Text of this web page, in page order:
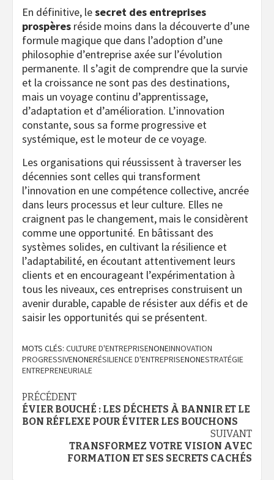
En définitive, lesecret des entreprises
prospères réside moins dans la découverte d’une
formule magique que dans l’adoption d’une
philosophie d’entreprise axée sur l’évolution
permanente. Il s’agit de comprendre que la survie
et la croissance ne sont pas des destinations,
mais un voyage continu d’apprentissage,
d’adaptation et d’amélioration. L’innovation
constante, sous sa forme progressive et
systémique, est le moteur de ce voyage.
Les organisations qui réussissent à traverser les
décennies sont celles qui transforment
l’innovation en une compétence collective, ancrée
dans leurs processus et leur culture. Elles ne
craignent pas le changement, mais le considèrent
comme une opportunité. En bâtissant des
systèmes solides, en cultivant la résilience et
l’adaptabilité, en écoutant attentivement leurs
clients et en encourageant l’expérimentation à
tous les niveaux, ces entreprises construisent un
avenir durable, capable de résister aux défis et de
saisir les opportunités qui se présentent.
MOTS CLÉS: CULTURE D'ENTREPRISENONEINNOVATION
PROGRESSIVENONERÉSILIENCE D'ENTREPRISENONESTRATÉGIE
ENTREPRENEURIALE
Navigation
d’article
PRÉCÉDENT
ÉVIER BOUCHÉ : LES DÉCHETS À BANNIR ET LE
BON RÉFLEXE POUR ÉVITER LES BOUCHONS
SUIVANT
TRANSFORMEZ VOTRE VISION AVEC
FORMATION ET SES SECRETS CACHÉS